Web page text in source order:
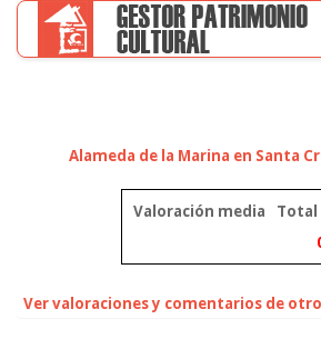
Alameda de la Marina en Santa
Valoración media
Ver valoraciones y comentarios de